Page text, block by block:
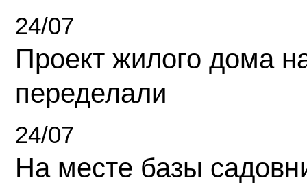
24/07
Проект жилого дома
переделали
24/07
На месте базы